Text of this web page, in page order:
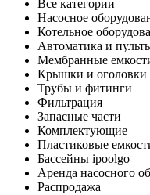
Все категории
Насосное
Котельное
Автоматика и
Мембранные
Крышки и оголовки
Трубы и фитинги
Фильтрация
Запасные части
Комплектующие
Пластиковые
Бассейны ipoolgo
Аренда насосного
Распродажа